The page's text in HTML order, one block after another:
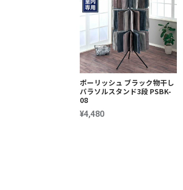
ポーリッシュ ブラック物干し
パラソルスタンド3段 PSBK-
08
¥4,480